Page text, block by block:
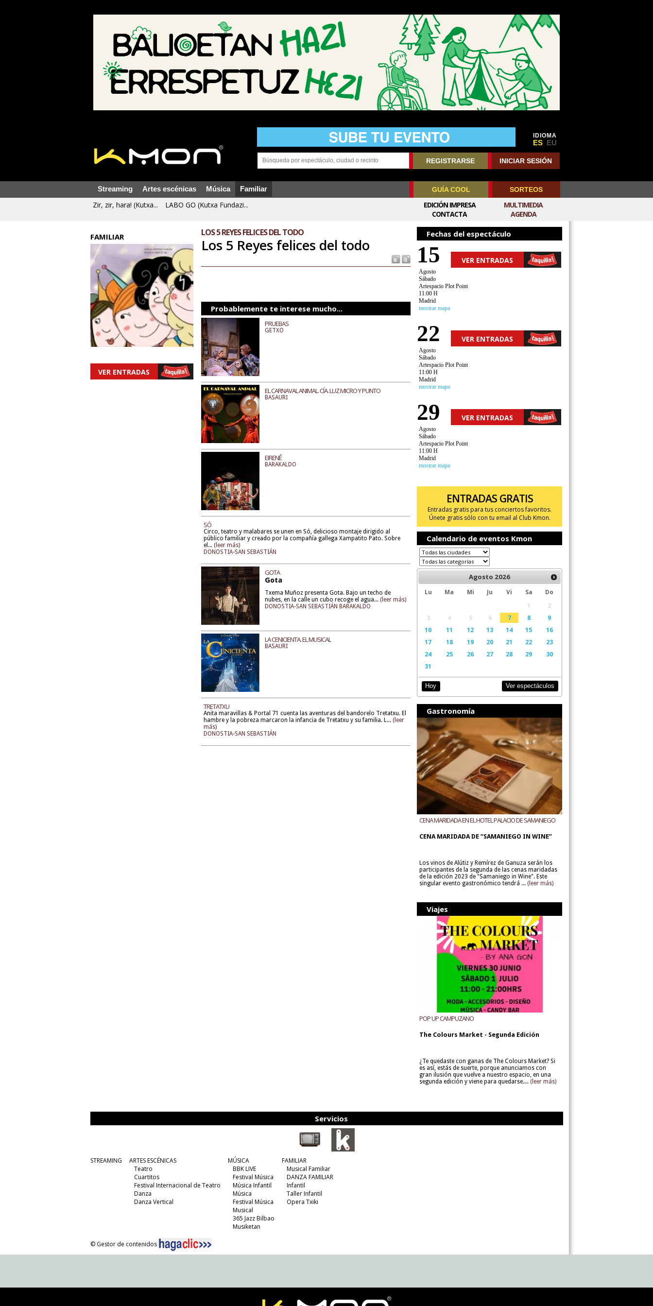
IDIOMA
ES EU
REGISTRARSE INICIAR SESIÓN
Streaming Artes escénicas Música Familiar GUÍA COOL SORTEOS
Zir, zir, hara! (Kutxa... LABO GO (Kutxa Fundazi...
MULTIMEDIA
AGENDA
EDICIÓN IMPRESA
CONTACTA
FAMILIAR
VER ENTRADAS
LOS 5 REYES FELICES DEL TODO
Los 5 Reyes felices del todo
Probablemente te interese mucho...
PRUEBAS
GETXO
EL CARNAVAL ANIMAL. CÍA. LUZ MICRO Y PUNTO
BASAURI
EIRENÊ
BARAKALDO
SÓ
Circo, teatro y malabares se unen en Só, delicioso montaje dirigido al
público familiar y creado por la compañía gallega Xampatito Pato. Sobre
el...(leer más)
DONOSTIA-SAN SEBASTIÁN
GOTA
Gota
Txema Muñoz presenta Gota. Bajo un techo de
nubes, en la calle un cubo recoge el agua...(leer más)
DONOSTIA-SAN SEBASTIÁN BARAKALDO
LA CENICIENTA. EL MUSICAL
BASAURI
TRETATXU
Anita maravillas & Portal 71 cuenta las aventuras del bandorelo Tretatxu. El
hambre y la pobreza marcaron la infancia de Tretatxu y su familia. L...(leer
más)
DONOSTIA-SAN SEBASTIÁN
Fechas del espectáculo
15 VER ENTRADAS
Agosto
Sábado
Artespacio Plot Point
11:00 H
Madrid
mostrar mapa
22 VER ENTRADAS
Agosto
Sábado
Artespacio Plot Point
11:00 H
Madrid
mostrar mapa
29 VER ENTRADAS
Agosto
Sábado
Artespacio Plot Point
11:00 H
Madrid
mostrar mapa
ENTRADAS GRATIS
Entradas gratis para tus conciertos favoritos.
Únete gratis sólo con tu email al Club Kmon.
Calendario de eventos Kmon
Agosto 2026
Lu Ma Mi Ju Vi Sa
Do
1
2
3
4 5 6 7 8
9
10
11 12 13 14 15
16
17
18 19 20 21 22
23
24
25 26 27 28 29
30
31
Hoy Ver espectáculos
Gastronomía
CENA MARIDADA EN EL HOTEL PALACIO DE SAMANIEGO
CENA MARIDADA DE “SAMANIEGO IN WINE”
Los vinos de Alútiz y Remírez de Ganuza serán los
participantes de la segunda de las cenas maridadas
de la edición 2023 de "Samaniego in Wine". Este
singular evento gastronómico tendrá ... (leer más)
Viajes
POP UP CAMPUZANO
The Colours Market - Segunda Edición
¿Te quedaste con ganas de The Colours Market? Si
es así, estás de suerte, porque anunciamos con
gran ilusión que vuelve a nuestro espacio, en una
segunda edición y viene para quedarse.... (leer más)
Servicios
STREAMING
ARTES ESCÉNICAS
Teatro
Cuartitos
Festival Internacional de Teatro
Danza
Danza Vertical
MÚSICA
BBK LIVE
Festival Música
Música Infantil
Música
Festival Música
Musical
365 Jazz Bilbao
Musiketan
FAMILIAR
Musical Familiar
DANZA FAMILIAR
Infantil
Taller Infantil
Opera Txiki
© Gestor de contenidos